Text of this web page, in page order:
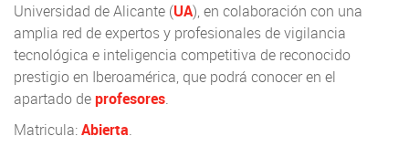
Universidad de Alicante (UA), en colaboración con una
amplia red de expertos y profesionales de vigilancia
tecnológica e inteligencia competitiva de reconocido
prestigio en Iberoamérica, que podrá conocer en el
apartado deprofesores.
Matricula:Abierta.